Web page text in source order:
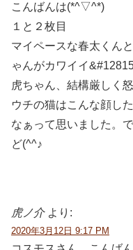
こんばんは(*^▽^*)
１と２枚目
マイペースな春太くん
ゃんがカワイイ
虎ちゃん、結構厳しく
ウチの猫はこんな顔し
なぁって思いました。
ど(^^♪
虎ノ介 より:
2020年3月12日 9:17 PM